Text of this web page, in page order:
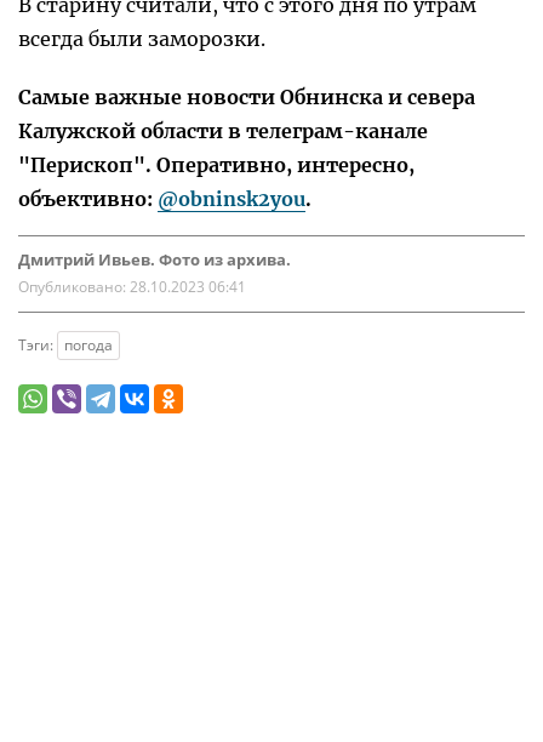
В старину считали, что с этого дня по утрам
всегда были заморозки.
Самые важные новости Обнинска и севера
Калужской области в телеграм-канале
"Перископ". Оперативно, интересно,
объективно: @obninsk2you.
Дмитрий Ивьев. Фото из архива.
Опубликовано: 28.10.2023 06:41
Тэги: погода